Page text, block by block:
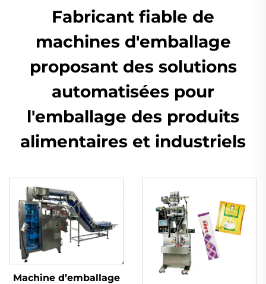
Fabricant fiable de
machines d'emballage
proposant des solutions
automatisées pour
l'emballage des produits
alimentaires et industriels
Machine d’emballage